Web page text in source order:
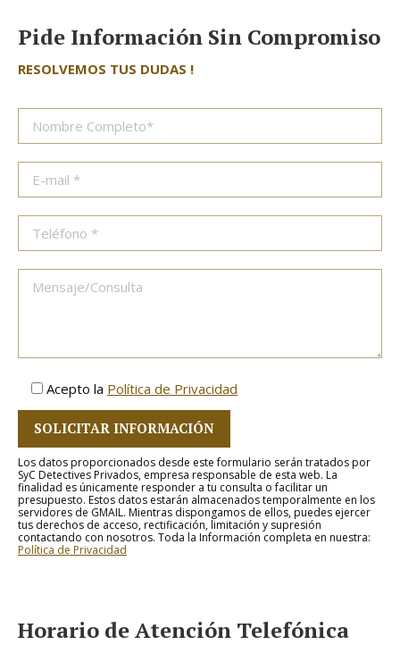
Pide Información Sin Compromiso
RESOLVEMOS TUS DUDAS !
Acepto la Política de Privacidad
Los datos proporcionados desde este formulario serán tratados por
SyC Detectives Privados, empresa responsable de esta web. La
finalidad es únicamente responder a tu consulta o facilitar un
presupuesto. Estos datos estarán almacenados temporalmente en los
servidores de GMAIL. Mientras dispongamos de ellos, puedes ejercer
tus derechos de acceso, rectificación, limitación y supresión
contactando con nosotros. Toda la Información completa en nuestra:
Política de Privacidad
Horario de Atención Telefónica